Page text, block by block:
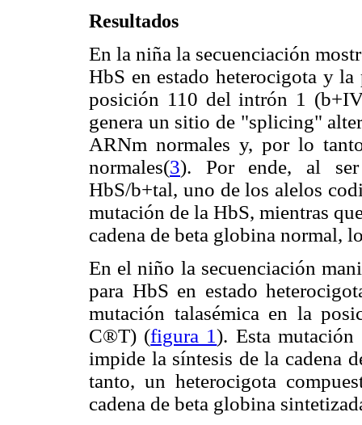
Resultados
En la niña la secuenciación
HbS en estado heterocigota y
posición 110 del intrón 1 (b
genera un sitio de "splicing"
ARNm normales y, por lo
normales(3). Por ende, al ser
HbS/b+tal, uno de los alelos
mutación de la HbS, mientras
cadena de beta globina normal,
En el niño la secuenciación
para HbS en estado
mutación talasémica en la
C®T) (figura 1). Esta
impide la síntesis de la cadena
tanto, un heterocigota
cadena de beta globina